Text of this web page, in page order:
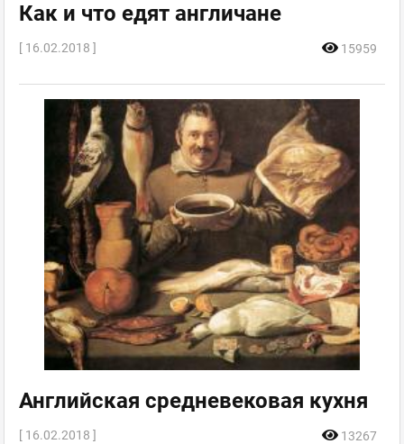
Как и что едят англичане
[ 16.02.2018 ] 15959
Английская средневековая кухня
[ 16.02.2018 ] 13267